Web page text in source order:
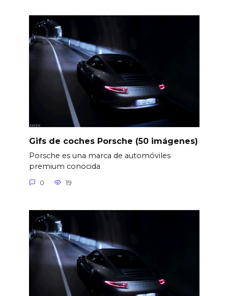
Gifs de coches Porsche (50 imágenes)
Porsche es una marca de automóviles
premium conocida
0 19